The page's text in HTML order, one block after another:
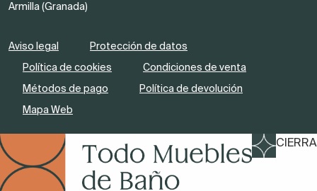
Armilla (Granada)
Aviso legal
Protección de datos
Política de cookies
Condiciones de venta
Métodos de pago
Política de devolución
Mapa Web
CIERRA